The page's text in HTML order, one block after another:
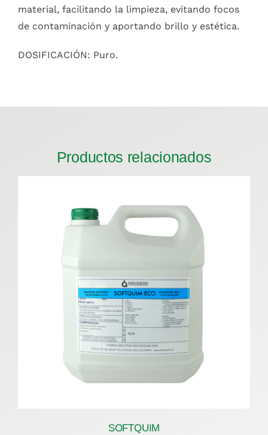
material, facilitando la limpieza, evitando focos
de contaminación y aportando brillo y estética.
DOSIFICACIÓN: Puro.
Productos relacionados
SOFTQUIM